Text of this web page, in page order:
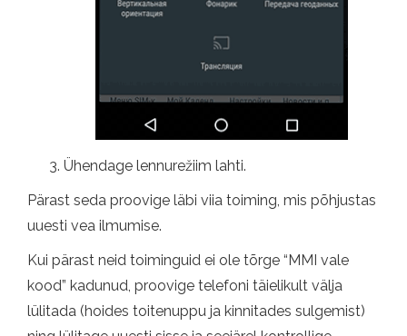
Ühendage lennurežiim lahti.
Pärast seda proovige läbi viia toiming, mis põhjustas
uuesti vea ilmumise.
Kui pärast neid toiminguid ei ole tõrge “MMI vale
kood” kadunud, proovige telefoni täielikult välja
lülitada (hoides toitenuppu ja kinnitades sulgemist)